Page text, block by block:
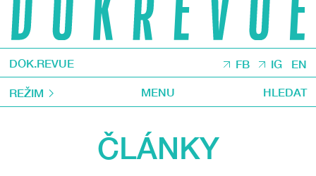
DOK.REVUE FB IG EN
REŽIM MENU HLEDAT
ČLÁNKY